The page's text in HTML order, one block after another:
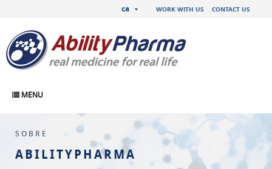
WORK WITH US CONTACT US
ca
MENU
SOBRE
ABILITYPHARMA